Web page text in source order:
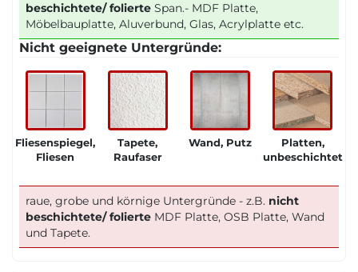
beschichtete/ folierte Span.- MDF Platte,
Möbelbauplatte, Aluverbund, Glas, Acrylplatte etc.
Nicht geeignete Untergründe:
Fliesenspiegel,
Fliesen
Tapete,
Raufaser
Wand, Putz
Platten,
unbeschichtet
raue, grobe und körnige Untergründe - z.B. nicht
beschichtete/ folierte MDF Platte, OSB Platte, Wand
und Tapete.